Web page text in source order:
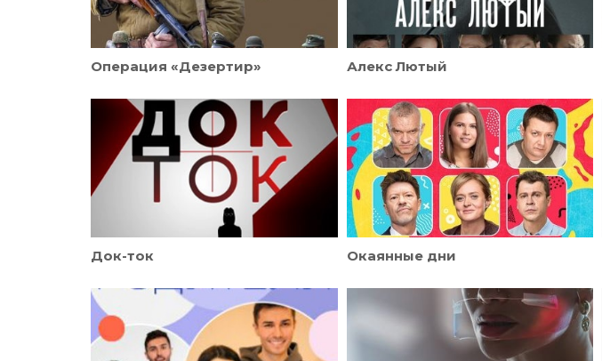
Операция «Дезертир» Алекс Лютый
Док-ток Окаянные дни